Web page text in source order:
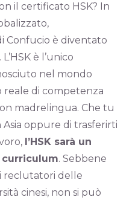
il certificato HSK? In
Confucio è diventato
è l’unico
nel mondo
reale di competenza
madrelingua. Che tu
Asia oppure di trasferirti
l’HSK sarà un
. Sebbene
reclutatori delle
cinesi, non si può